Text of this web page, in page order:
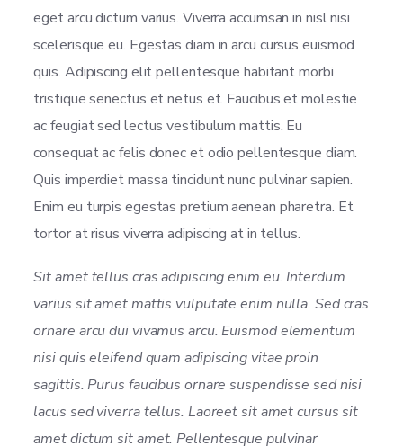
eget arcu dictum varius. Viverra accumsan in nisl nisi
scelerisque eu. Egestas diam in arcu cursus euismod
quis. Adipiscing elit pellentesque habitant morbi
tristique senectus et netus et. Faucibus et molestie
ac feugiat sed lectus vestibulum mattis. Eu
consequat ac felis donec et odio pellentesque diam.
Quis imperdiet massa tincidunt nunc pulvinar sapien.
Enim eu turpis egestas pretium aenean pharetra. Et
tortor at risus viverra adipiscing at in tellus.
Sit amet tellus cras adipiscing enim eu. Interdum
varius sit amet mattis vulputate enim nulla. Sed cras
ornare arcu dui vivamus arcu. Euismod elementum
nisi quis eleifend quam adipiscing vitae proin
sagittis. Purus faucibus ornare suspendisse sed nisi
lacus sed viverra tellus. Laoreet sit amet cursus sit
amet dictum sit amet. Pellentesque pulvinar